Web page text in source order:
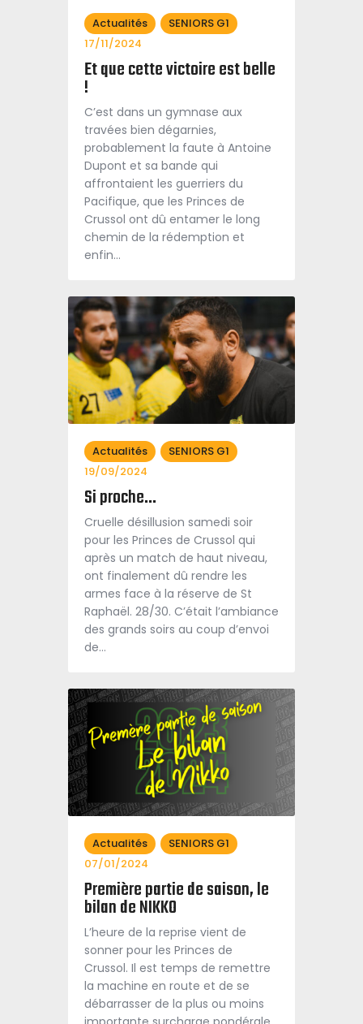
Actualités
SENIORS G1
17/11/2024
Et que cette victoire est belle
!
C’est dans un gymnase aux
travées bien dégarnies,
probablement la faute à Antoine
Dupont et sa bande qui
affrontaient les guerriers du
Pacifique, que les Princes de
Crussol ont dû entamer le long
chemin de la rédemption et
enfin…
Actualités
SENIORS G1
19/09/2024
Si proche…
Cruelle désillusion samedi soir
pour les Princes de Crussol qui
après un match de haut niveau,
ont finalement dû rendre les
armes face à la réserve de St
Raphaël. 28/30. C’était l’ambiance
des grands soirs au coup d’envoi
de…
Actualités
SENIORS G1
07/01/2024
Première partie de saison, le
bilan de NIKKO
L’heure de la reprise vient de
sonner pour les Princes de
Crussol. Il est temps de remettre
la machine en route et de se
débarrasser de la plus ou moins